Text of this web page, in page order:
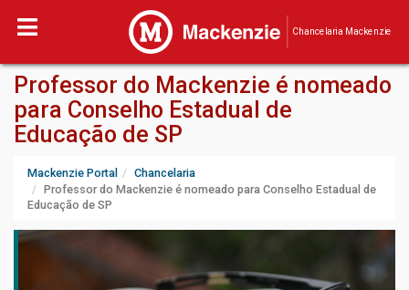
Chancelaria Mackenzie
Professor do Mackenzie é nomeado
para Conselho Estadual de
Educação de SP
Mackenzie Portal
Chancelaria
Professor do Mackenzie é nomeado para Conselho Estadual de
Educação de SP